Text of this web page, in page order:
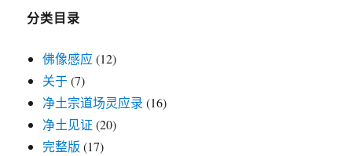
分类目录
佛像感应 (12)
关于(7)
净土宗道场灵应录 (16)
净土见证 (20)
完整版 (17)